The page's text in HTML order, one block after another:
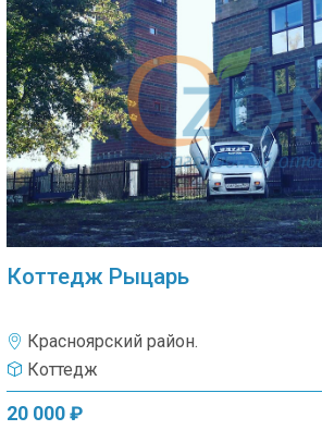
Коттедж Рыцарь
Красноярский район.
Коттедж
20 000 ₽